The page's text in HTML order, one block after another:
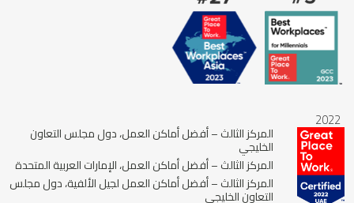
2022
المركز الثالث – أفضل أماكن العمل، دول مجلس التعاون
الخليجي
المركز الثالث – أفضل أماكن العمل، الإمارات العربية المتحدة
المركز الثالث – أفضل أماكن العمل لجيل الألفية، دول مجلس
التعاون الخليجي